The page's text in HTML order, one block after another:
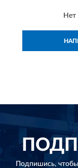
Нет
Подпишись,